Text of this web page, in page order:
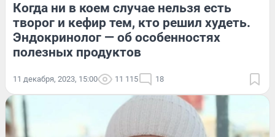
Когда ни в коем случае нельзя есть
творог и кефир тем, кто решил худеть.
Эндокринолог — об особенностях
полезных продуктов
11 декабря, 2023, 15:00 11 115 18